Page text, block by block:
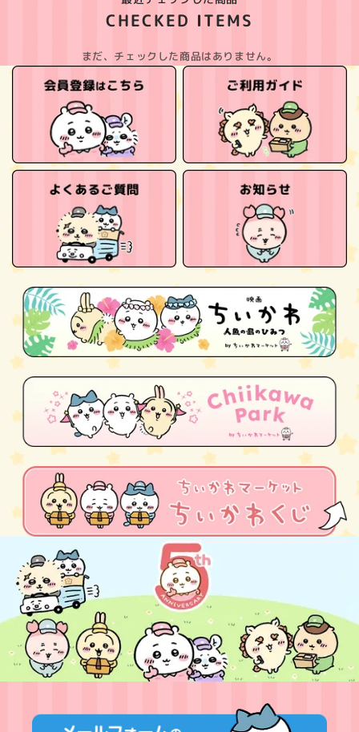
CHECKED ITEMS
まだ、チェックした商品はありません。